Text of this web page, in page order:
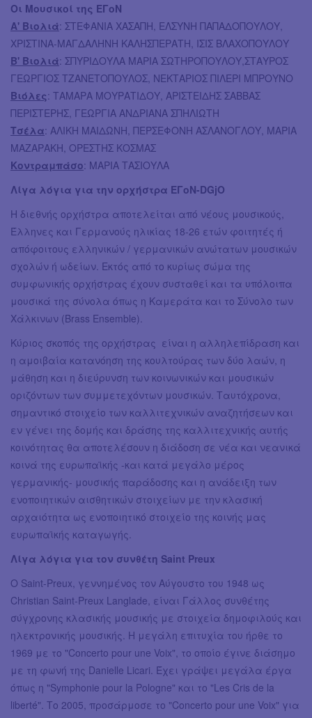
Οι Μουσικοί της ΕΓοΝ
Α' Βιολιά: ΣΤΕΦΑΝΙΑ ΧΑΣΑΠΗ, ΕΛΣΥΝΗ ΠΑΠΑΔΟΠΟΥΛΟΥ,
ΧΡΙΣΤΙΝΑ-ΜΑΓΔΑΛΗΝΗ ΚΑΛΗΣΠΕΡΑΤΗ, ΙΣΙΣ ΒΛΑΧΟΠΟΥΛΟΥ
B' Βιολιά: ΣΠΥΡΙΔΟΥΛΑ ΜΑΡΙΑ ΣΩΤΗΡΟΠΟΥΛΟΥ,ΣΤΑΥΡΟΣ
ΓΕΩΡΓΙΟΣ ΤΖΑΝΕΤΟΠΟΥΛΟΣ, ΝΕΚΤΑΡΙΟΣ ΠΙΛΕΡΙ ΜΠΡΟΥΝΟ
Βιόλες: ΤΑΜΑΡΑ ΜΟΥΡΑΤΙΔΟΥ, ΑΡΙΣΤΕΙΔΗΣ ΣΑΒΒΑΣ
ΠΕΡΙΣΤΕΡΗΣ, ΓΕΩΡΓΙΑ ΑΝΔΡΙΑΝΑ ΣΠΗΛΙΩΤΗ
Τσέλα: ΑΛΙΚΗ ΜΑΙΔΩΝΗ, ΠΕΡΣΕΦΟΝΗ ΑΣΛΑΝΟΓΛΟΥ, ΜΑΡΙΑ
ΜΑΖΑΡΑΚΗ, ΟΡΕΣΤΗΣ ΚΟΣΜΑΣ
Κοντραμπάσο: ΜΑΡΙΑ ΤΑΣΙΟΥΛΑ
Λίγα λόγια για την ορχήστρα ΕΓοΝ-DGjO
Η διεθνής ορχήστρα αποτελείται από νέους μουσικούς,
Έλληνες και Γερμανούς ηλικίας 18-26 ετών φοιτητές ή
απόφοιτους ελληνικών / γερμανικών ανώτατων μουσικών
σχολών ή ωδείων. Εκτός από το κυρίως σώμα της
συμφωνικής ορχήστρας έχουν συσταθεί και τα υπόλοιπα
μουσικά της σύνολα όπως η Καμεράτα και το Σύνολο των
Χάλκινων (Brass Ensemble).
Κύριος σκοπός της ορχήστρας είναι η αλληλεπίδραση και
η αμοιβαία κατανόηση της κουλτούρας των δύο λαών, η
μάθηση και η διεύρυνση των κοινωνικών και μουσικών
οριζόντων των συμμετεχόντων μουσικών. Ταυτόχρονα,
σημαντικό στοιχείο των καλλιτεχνικών αναζητήσεων και
εν γένει της δομής και δράσης της καλλιτεχνικής αυτής
κοινότητας θα αποτελέσουν η διάδοση σε νέα και νεανικά
κοινά της ευρωπαϊκής -και κατά μεγάλο μέρος
γερμανικής- μουσικής παράδοσης και η ανάδειξη των
ενοποιητικών αισθητικών στοιχείων με την κλασική
αρχαιότητα ως ενοποιητικό στοιχείο της κοινής μας
ευρωπαϊκής καταγωγής.
Λίγα λόγια για τον συνθέτη Saint Preux
Ο Saint-Preux, γεννημένος τον Αύγουστο του 1948 ως
Christian Saint-Preux Langlade, είναι Γάλλος συνθέτης
σύγχρονης κλασικής μουσικής με στοιχεία δημοφιλούς και
ηλεκτρονικής μουσικής. Η μεγάλη επιτυχία του ήρθε το
1969 με το "Concerto pour une Voix", το οποίο έγινε διάσημο
με τη φωνή της Danielle Licari. Έχει γράψει μεγάλα έργα
όπως η "Symphonie pour la Pologne" και το "Les Cris de la
liberté". Το 2005, προσάρμοσε το "Concerto pour une Voix" για